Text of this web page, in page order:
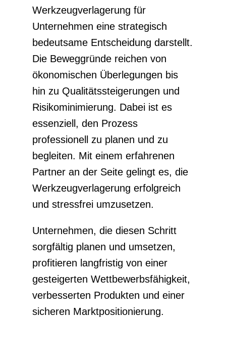
Werkzeugverlagerung für
Unternehmen eine strategisch
bedeutsame Entscheidung darstellt.
Die Beweggründe reichen von
ökonomischen Überlegungen bis
hin zu Qualitätssteigerungen und
Risikominimierung. Dabei ist es
essenziell, den Prozess
professionell zu planen und zu
begleiten. Mit einem erfahrenen
Partner an der Seite gelingt es, die
Werkzeugverlagerung erfolgreich
und stressfrei umzusetzen.
Unternehmen, die diesen Schritt
sorgfältig planen und umsetzen,
profitieren langfristig von einer
gesteigerten Wettbewerbsfähigkeit,
verbesserten Produkten und einer
sicheren Marktpositionierung.